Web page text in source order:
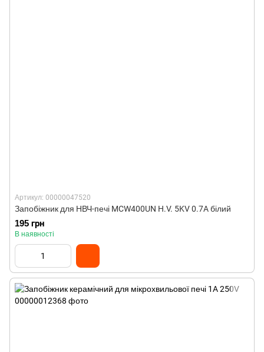
Артикул: 00000047520
Запобіжник для НВЧ-печі MCW400UN H.V. 5KV 0.7A білий
195 грн
В наявності